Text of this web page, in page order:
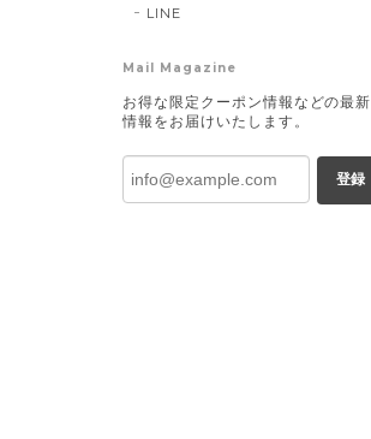
LINE
Mail Magazine
お得な限定クーポン情報などの最新
情報をお届けいたします。
登録